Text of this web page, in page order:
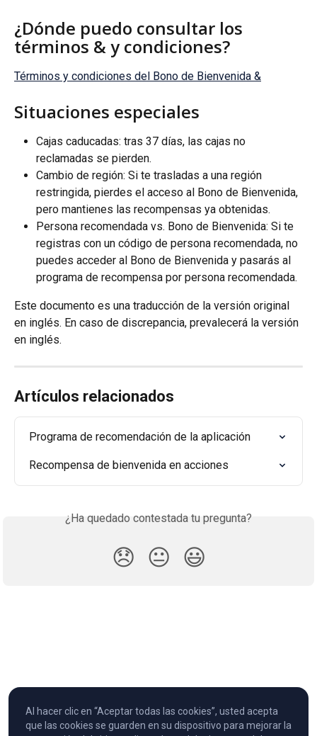
¿Dónde puedo consultar los
términos & y condiciones?
Términos y condiciones del Bono de Bienvenida &
Situaciones especiales
Cajas caducadas: tras 37 días, las cajas no
reclamadas se pierden.
Cambio de región: Si te trasladas a una región
restringida, pierdes el acceso al Bono de Bienvenida,
pero mantienes las recompensas ya obtenidas.
Persona recomendada vs. Bono de Bienvenida: Si te
registras con un código de persona recomendada, no
puedes acceder al Bono de Bienvenida y pasarás al
programa de recompensa por persona recomendada.
Este documento es una traducción de la versión original
en inglés. En caso de discrepancia, prevalecerá la versión
en inglés.
Artículos relacionados
Programa de recomendación de la aplicación
Recompensa de bienvenida en acciones
¿Ha quedado contestada tu pregunta?
😞 😐 😃
Al hacer clic en “Aceptar todas las cookies”, usted acepta
que las cookies se guarden en su dispositivo para mejorar la